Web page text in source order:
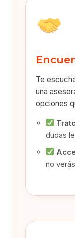
Te
una
opciones
dudas
no